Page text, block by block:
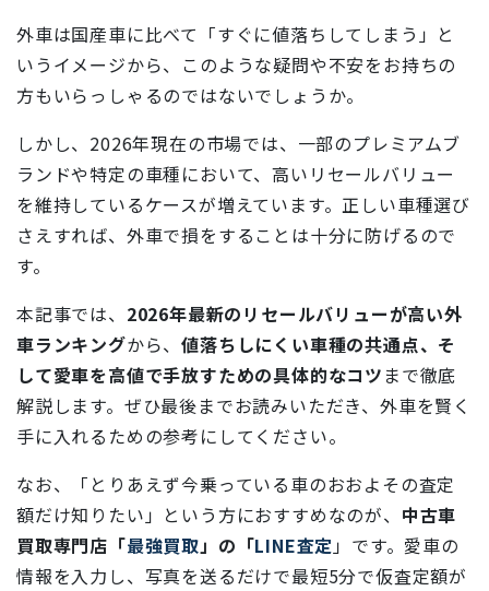
外車は国産車に比べて「すぐに値落ちしてしまう」と
いうイメージから、このような疑問や不安をお持ちの
方もいらっしゃるのではないでしょうか。
しかし、2026年現在の市場では、一部のプレミアムブ
ランドや特定の車種において、高いリセールバリュー
を維持しているケースが増えています。正しい車種選び
さえすれば、外車で損をすることは十分に防げるので
す。
本記事では、 2026年最新のリセールバリューが高い外
車ランキングから、値落ちしにくい車種の共通点、そ
して愛車を高値で手放すための具体的なコツ まで徹底
解説します。ぜひ最後までお読みいただき、外車を賢く
手に入れるための参考にしてください。
なお、「とりあえず今乗っている車のおおよその査定
額だけ知りたい」という方におすすめなのが、 中古車
買取専門店「最強買取 」の「LINE査定 」です。愛車の
情報を入力し、写真を送るだけで最短5分で仮査定額が